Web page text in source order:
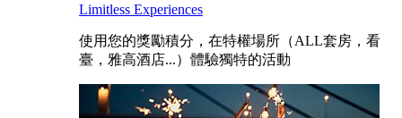
Limitless Experiences
使用您的獎勵積分，在特權場所（ALL套房，看
臺，雅高酒店...）體驗獨特的活動